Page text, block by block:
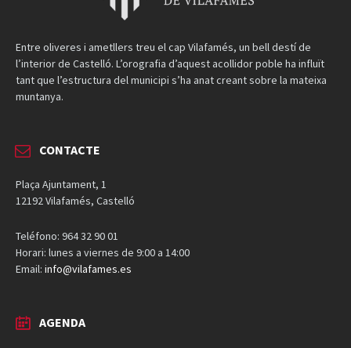
Entre oliveres i ametllers treu el cap Vilafamés, un bell destí de
l’interior de Castelló. L’orografia d’aquest acollidor poble ha influït
tant que l’estructura del municipi s’ha anat creant sobre la mateixa
muntanya.
CONTACTE
Plaça Ajuntament, 1
12192 Vilafamés, Castelló
Teléfono: 964 32 90 01
Horari: lunes a viernes de 9:00 a 14:00
Email: info@vilafames.es
AGENDA